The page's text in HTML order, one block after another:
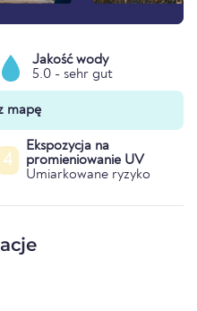
Jakość wody
5.0 - sehr gut
mapę
4
Ekspozycja na
promieniowanie UV
Umiarkowane ryzyko